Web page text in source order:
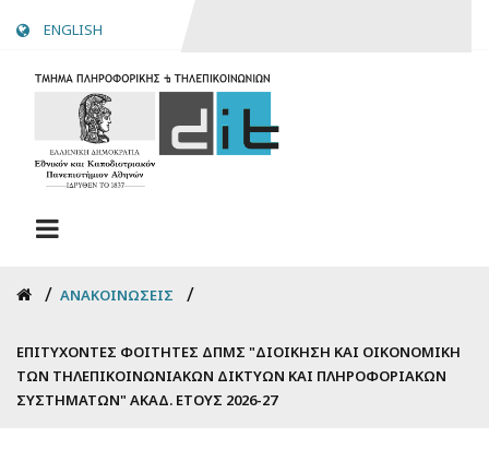
content
ENGLISH
Breadcrumb
ΑΝΑΚΟΙΝΏΣΕΙΣ
ΕΠΙΤΥΧΌΝΤΕΣ ΦΟΙΤΗΤΈΣ ΔΠΜΣ "ΔΙΟΊΚΗΣΗ ΚΑΙ ΟΙΚΟΝΟΜΙΚΉ
ΤΩΝ ΤΗΛΕΠΙΚΟΙΝΩΝΙΑΚΏΝ ΔΙΚΤΎΩΝ ΚΑΙ ΠΛΗΡΟΦΟΡΙΑΚΏΝ
ΣΥΣΤΗΜΆΤΩΝ" ΑΚΑΔ. ΈΤΟΥΣ 2026-27